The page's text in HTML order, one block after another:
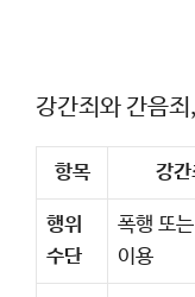
강간죄와 간음
항목 강간
행위
수단
폭행 또
이용